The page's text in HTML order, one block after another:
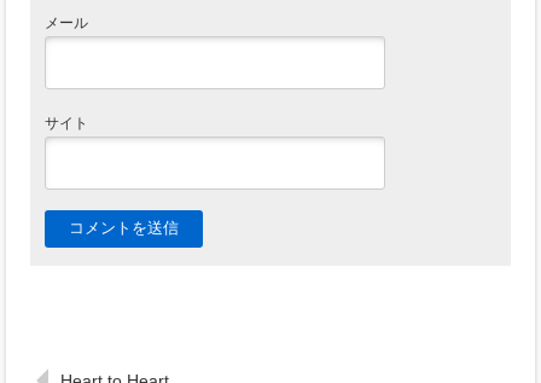
メール
サイト